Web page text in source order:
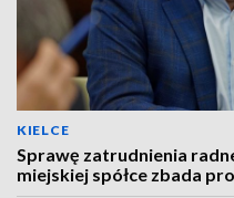
KIELCE
Sprawę zatrudnienia
miejskiej spółce zbada